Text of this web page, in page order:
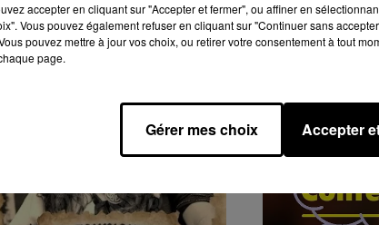
L'AGENDA
accepter en cliquant sur "Accepter et fermer", ou affiner en
Vous pouvez également refuser en cliquant sur "Continuer sans
pouvez mettre à jour vos choix, ou retirer votre consentement à tout
page.
Gérer mes choix Accepter